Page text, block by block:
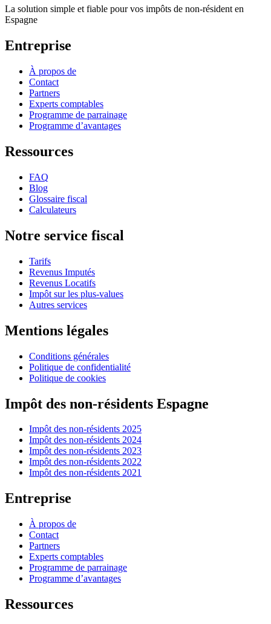
La solution simple et fiable pour vos impôts de non-résident en
Espagne
Entreprise
À propos de
Contact
Partners
Experts comptables
Programme de parrainage
Programme d’avantages
Ressources
FAQ
Blog
Glossaire fiscal
Calculateurs
Notre service fiscal
Tarifs
Revenus Imputés
Revenus Locatifs
Impôt sur les plus-values
Autres services
Mentions légales
Conditions générales
Politique de confidentialité
Politique de cookies
Impôt des non-résidents Espagne
Impôt des non-résidents 2025
Impôt des non-résidents 2024
Impôt des non-résidents 2023
Impôt des non-résidents 2022
Impôt des non-résidents 2021
Entreprise
À propos de
Contact
Partners
Experts comptables
Programme de parrainage
Programme d’avantages
Ressources